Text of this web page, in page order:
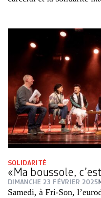
SOLIDARITÉ
«Ma boussole,
DIMANCHE 23 FÉVRIER 2025
Samedi, à Fri-Son,